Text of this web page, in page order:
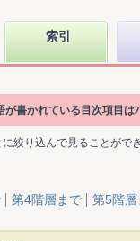
索引
書かれている目次項目は
絞り込んで見ることがで
第4階層まで 第5階層